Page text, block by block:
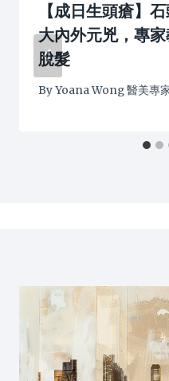
【成日生頭瘡】
大內外元兇，專
脫髮
ByYoana Wong 醫美專